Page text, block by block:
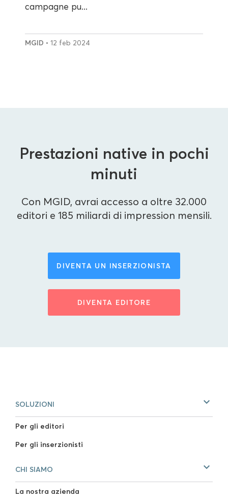
campagne pu...
MGID • 12 feb 2024
Prestazioni native in pochi
minuti
Con MGID, avrai accesso a oltre 32.000
editori e 185 miliardi di impression mensili.
DIVENTA UN INSERZIONISTA
DIVENTA EDITORE
SOLUZIONI
Per gli editori
Per gli inserzionisti
CHI SIAMO
La nostra azienda